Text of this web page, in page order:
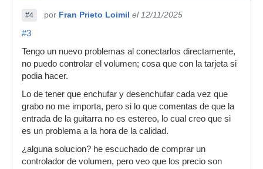
#4 por Fran Prieto Loimil el 12/11/2025
#3
Tengo un nuevo problemas al conectarlos directamente,
no puedo controlar el volumen; cosa que con la tarjeta si
podia hacer.
Lo de tener que enchufar y desenchufar cada vez que
grabo no me importa, pero si lo que comentas de que la
entrada de la guitarra no es estereo, lo cual creo que si
es un problema a la hora de la calidad.
¿alguna solucion? he escuchado de comprar un
controlador de volumen, pero veo que los precio son